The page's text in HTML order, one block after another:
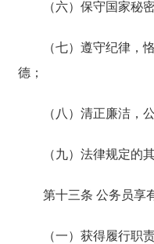
（六）保守国家秘密
（七）遵守纪律，恪
德；
（八）清正廉洁，公
（九）法律规定的其
第十三条 公务员享有
（一）获得履行职责